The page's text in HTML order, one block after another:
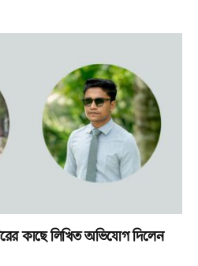
কাছে লিখিত অভিযোগ দিলেন